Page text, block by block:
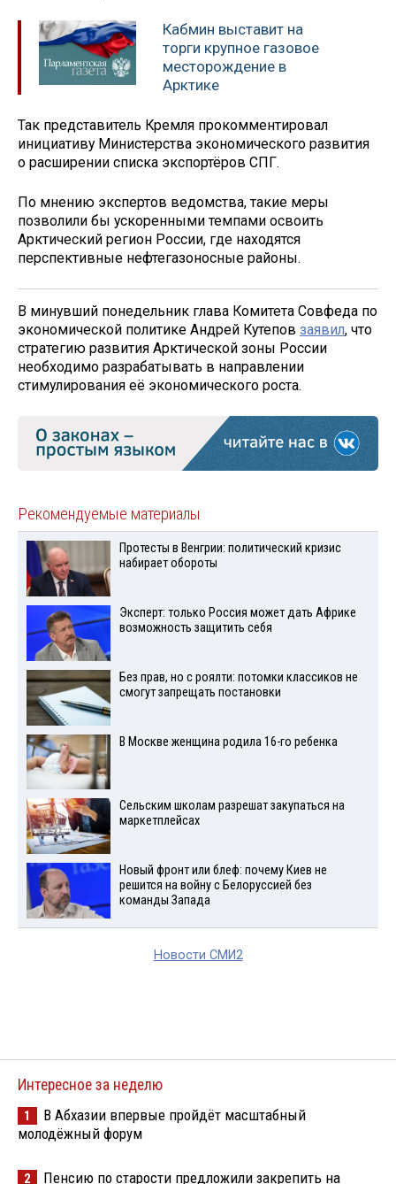
Кабмин выставит на
торги крупное газовое
месторождение в
Арктике
Так представитель Кремля прокомментировал
инициативу Министерства экономического развития
о расширении списка экспортёров СПГ.
По мнению экспертов ведомства, такие меры
позволили бы ускоренными темпами освоить
Арктический регион России, где находятся
перспективные нефтегазоносные районы.
В минувший понедельник глава Комитета Совфеда по
экономической политике Андрей Кутепов заявил, что
стратегию развития Арктической зоны России
необходимо разрабатывать в направлении
стимулирования её экономического роста.
Рекомендуемые материалы
Протесты в Венгрии: политический кризис
набирает обороты
Эксперт: только Россия может дать Африке
возможность защитить себя
Без прав, но с роялти: потомки классиков не
смогут запрещать постановки
В Москве женщина родила 16-го ребенка
Сельским школам разрешат закупаться на
маркетплейсах
Новый фронт или блеф: почему Киев не
решится на войну с Белоруссией без
команды Запада
Новости СМИ2
Интересное за неделю
1
В Абхазии впервые пройдёт масштабный
молодёжный форум
2
Пенсию по старости предложили закрепить на